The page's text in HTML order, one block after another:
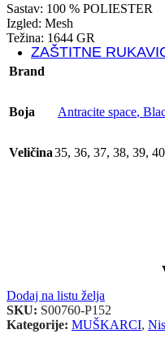
Dispenzeri za
ZAŠTITNE
Kemijske
Rukavice za
Jednokratne
Sastav: 100 % POLIESTER
Izgled: Mesh
Težina: 1644 GR
Brand
Boja Antracite space,
Veličina35, 36, 37, 38, 39, 40
Dodaj na listu želja
SKU: S00760-P152
Kategorije: MUŠKARCI,